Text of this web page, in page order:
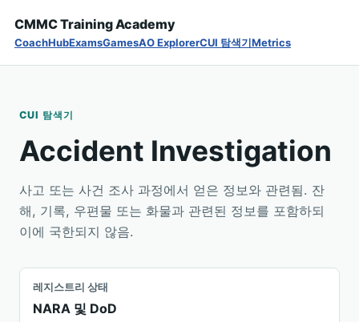
CMMC Training Academy
CoachHubExamsGamesAO ExplorerCUI 탐색기Metrics
CUI 탐색기
Accident Investigation
사고 또는 사건 조사 과정에서 얻은 정보와 관련됨. 잔
해, 기록, 우편물 또는 화물과 관련된 정보를 포함하되
이에 국한되지 않음.
레지스트리 상태
NARA 및 DoD